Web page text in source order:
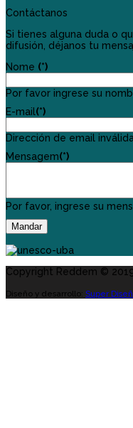
Contáctanos
Si tienes alguna duda o
difusión, déjanos tu
Nome (*)
Por favor ingrese su
E-mail(*)
Dirección de email inválida.
Mensagem(*)
Por favor, ingrese su
Mandar
Copyright Reddem ©
Diseño y desarrollo: Super